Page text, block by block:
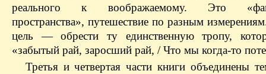
реального к воображаемому. Это
пространства», путешествие по разным
цель — обрести ту единственную тропу,
«забытый рай, заросший рай, / Что мы когда-то
Третья и четвертая части книги объединены